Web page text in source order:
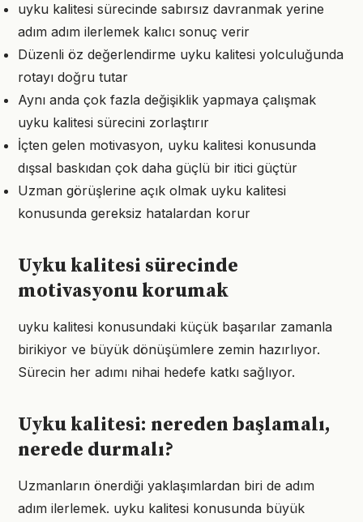
uyku kalitesi sürecinde sabırsız davranmak yerine
adım adım ilerlemek kalıcı sonuç verir
Düzenli öz değerlendirme uyku kalitesi yolculuğunda
rotayı doğru tutar
Aynı anda çok fazla değişiklik yapmaya çalışmak
uyku kalitesi sürecini zorlaştırır
İçten gelen motivasyon, uyku kalitesi konusunda
dışsal baskıdan çok daha güçlü bir itici güçtür
Uzman görüşlerine açık olmak uyku kalitesi
konusunda gereksiz hatalardan korur
Uyku kalitesi sürecinde
motivasyonu korumak
uyku kalitesi konusundaki küçük başarılar zamanla
birikiyor ve büyük dönüşümlere zemin hazırlıyor.
Sürecin her adımı nihai hedefe katkı sağlıyor.
Uyku kalitesi: nereden başlamalı,
nerede durmalı?
Uzmanların önerdiği yaklaşımlardan biri de adım
adım ilerlemek. uyku kalitesi konusunda büyük